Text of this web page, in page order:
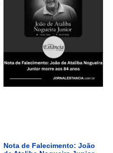
Nota de Falecimento: João